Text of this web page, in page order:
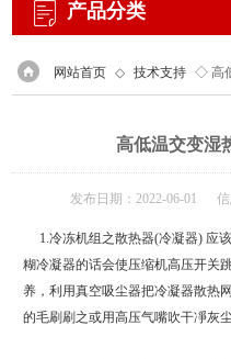
产品分类
网站首页 ◇ 技术支持 ◇ 高
高低温交变湿
发布日期：2022-06-01
1.冷冻机组之散热器(冷凝器) 应
糊冷凝器的话会使压缩机高压开关
养，利用真空吸尘器把冷凝器散热
的毛刷刷之或用高压气嘴吹干凈灰尘